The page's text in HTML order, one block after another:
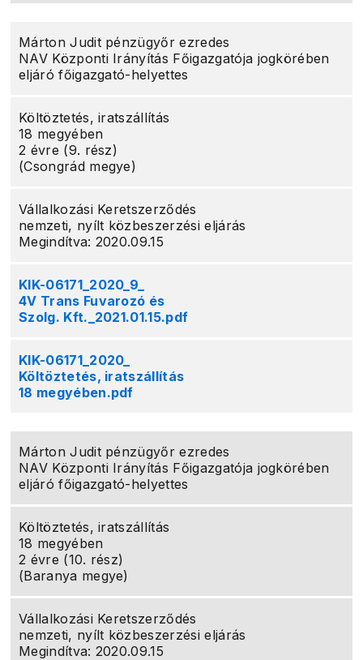
Márton Judit pénzügyőr ezredes
NAV Központi Irányítás Főigazgatója jogkörében
eljáró főigazgató-helyettes
Költöztetés, iratszállítás
18 megyében
2 évre (9. rész)
(Csongrád megye)
Vállalkozási Keretszerződés
nemzeti, nyílt közbeszerzési eljárás
Megindítva: 2020.09.15
KIK-06171_2020_9_
4V Trans Fuvarozó és
Szolg. Kft._2021.01.15.pdf
KIK-06171_2020_
Költöztetés, iratszállítás
18 megyében.pdf
Márton Judit pénzügyőr ezredes
NAV Központi Irányítás Főigazgatója jogkörében
eljáró főigazgató-helyettes
Költöztetés, iratszállítás
18 megyében
2 évre (10. rész)
(Baranya megye)
Vállalkozási Keretszerződés
nemzeti, nyílt közbeszerzési eljárás
Megindítva: 2020.09.15